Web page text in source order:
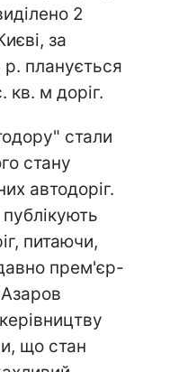
2
за
планується
кв. м доріг.
стали
стану
автодоріг.
публікують
питаючи,
прем'єр-
що стан